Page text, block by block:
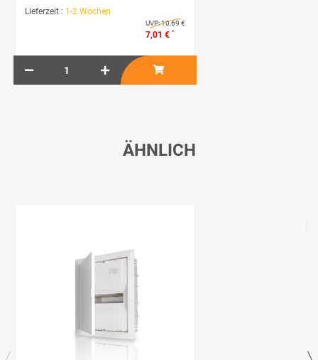
Lieferzeit : 1-2 Wochen
UVP:10,69 €
7,01 € *
ÄHNLICH